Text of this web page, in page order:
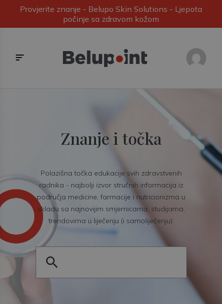
Provjerite znanje - Belupo Skin Solutions - Ljepota
počinje sa zdravom kožom
Znanje i točka
Polazišna točka edukacije svih zdravstvenih
radnika - najbolji izvor stručnih informacija iz
područja medicine, farmacije i nutricionizma u
skladu sa najnovijim smjernicama, studijama,
trendovima u liječenju (i samoliječenju).